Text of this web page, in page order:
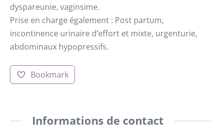
dyspareunie, vaginsime.
Prise en charge également : Post partum,
incontinence urinaire d’effort et mixte, urgenturie,
abdominaux hypopressifs.
Bookmark
Informations de contact